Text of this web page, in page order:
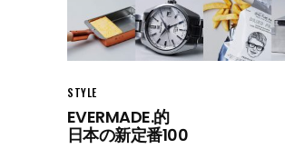
STYLE
EVERMADE.的
日本の新定番100